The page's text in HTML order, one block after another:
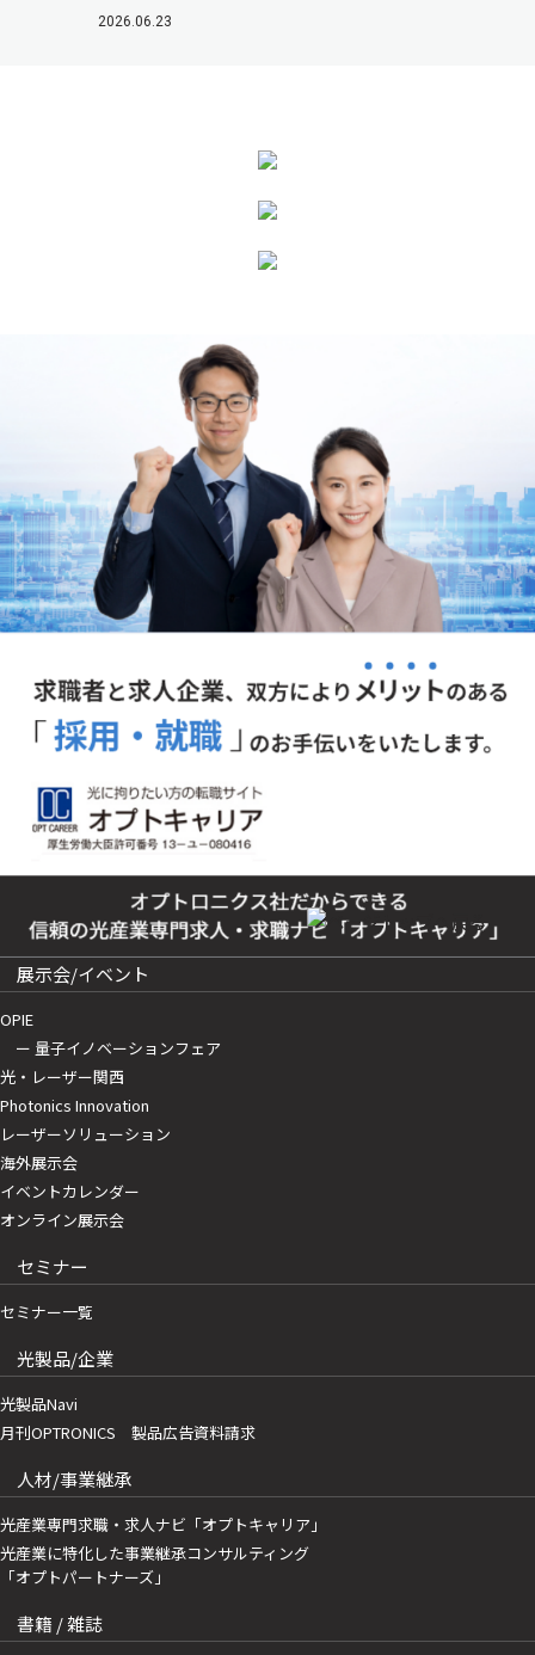
2026.06.23
展示会/イベント
OPIE
ー 量子イノベーションフェア
光・レーザー関西
Photonics Innovation
レーザーソリューション
海外展示会
イベントカレンダー
オンライン展示会
セミナー
セミナー一覧
光製品/企業
光製品Navi
月刊OPTRONICS 製品広告資料請求
人材/事業継承
光産業専門求職・求人ナビ「オプトキャリア」
光産業に特化した事業継承コンサルティング
「オプトパートナーズ」
書籍 / 雑誌